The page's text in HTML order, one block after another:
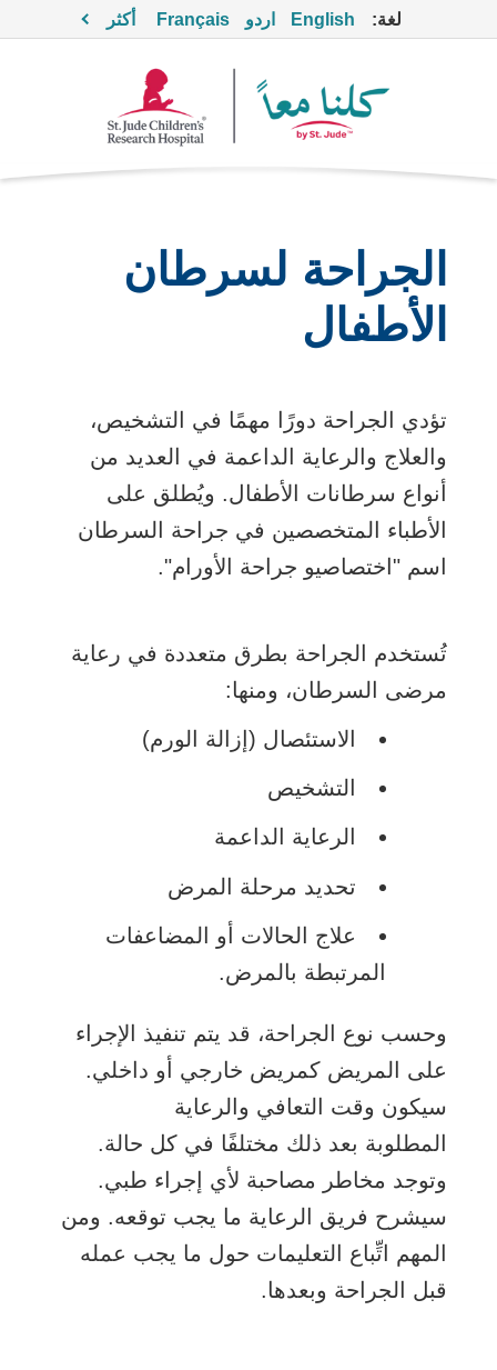
لغة: English اردو Français أكثر
الجراحة لسرطان
الأطفال
تؤدي الجراحة دورًا مهمًا في التشخيص،
والعلاج والرعاية الداعمة في العديد من
أنواع سرطانات الأطفال. ويُطلق على
الأطباء المتخصصين في جراحة السرطان
اسم "اختصاصيو جراحة الأورام".
تُستخدم الجراحة بطرق متعددة في رعاية
مرضى السرطان، ومنها:
الاستئصال (إزالة الورم)
التشخيص
الرعاية الداعمة
تحديد مرحلة المرض
علاج الحالات أو المضاعفات
المرتبطة بالمرض.
وحسب نوع الجراحة، قد يتم تنفيذ الإجراء
على المريض كمريض خارجي أو داخلي.
سيكون وقت التعافي والرعاية
المطلوبة بعد ذلك مختلفًا في كل حالة.
وتوجد مخاطر مصاحبة لأي إجراء طبي.
سيشرح فريق الرعاية ما يجب توقعه. ومن
المهم اتِّباع التعليمات حول ما يجب عمله
قبل الجراحة وبعدها.